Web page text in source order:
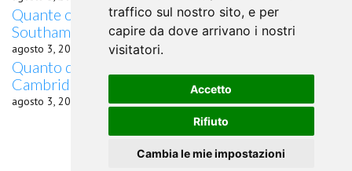
traffico sul nostro sito, e per
capire da dove arrivano i nostri
visitatori.
Accetto
Rifiuto
Cambia le mie impostazioni
Quante ore di volo occorrono da Denpasar a
Southampton?
agosto 3, 2026
Quanto dura il volo in aereo da Denpasar a
Cambridge
agosto 3, 2026